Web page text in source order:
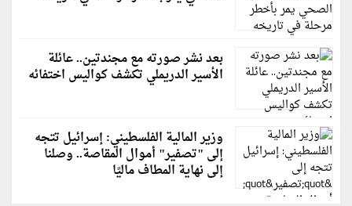
بعد نشر صورته مع مجندتين.. عائلة
الأسير الدريملي تكشف كواليس اختفائه
وزير المالية الفلسطيني: إسرائيل تتجه
إلى "تصفير" أموال المقاصة.. وصلنا
إلى نهاية المطاف ماليًا